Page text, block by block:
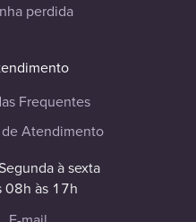
perdida
Frequentes
Atendimento
à sexta
08h às 17h